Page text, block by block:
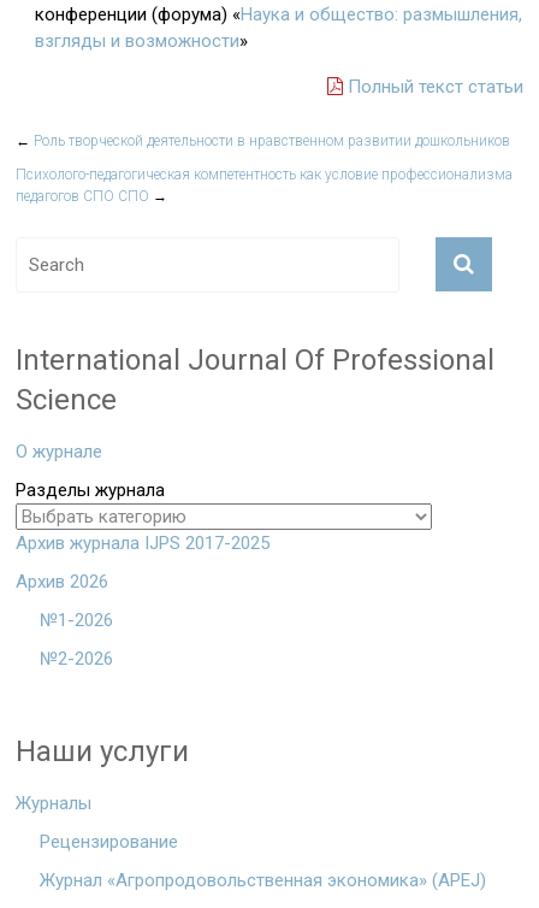
конференции (форума) «Наука и общество: размышления,
взгляды и возможности»
Полный текст статьи
← Роль творческой деятельности в нравственном развитии дошкольников
Психолого-педагогическая компетентность как условие профессионализма
педагогов СПО СПО →
International Journal Of Professional
Science
О журнале
Разделы журнала
Архив журнала IJPS 2017-2025
Архив 2026
№1-2026
№2-2026
Наши услуги
Журналы
Рецензирование
Журнал «Агропродовольственная экономика» (APEJ)